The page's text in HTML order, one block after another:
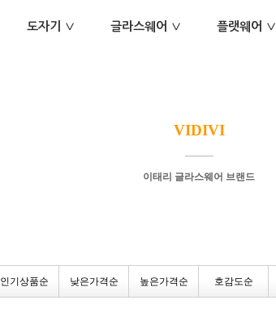
도자기 ∨ 글라스웨어 ∨ 플랫웨어 ∨
VIDIVI
이태리 글라스웨어 브랜드
인기상품순 낮은가격순 높은가격순 호감도순